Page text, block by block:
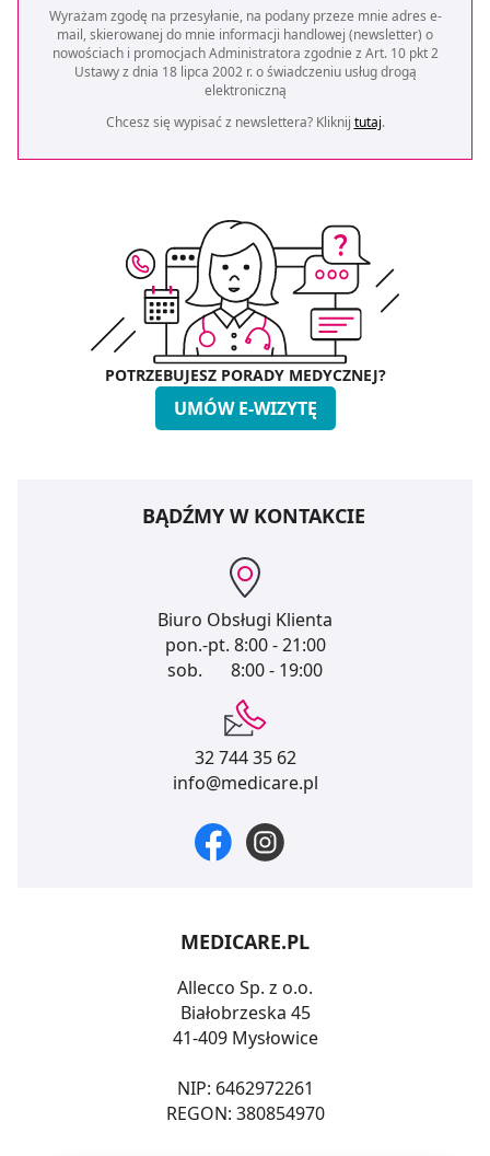
Wyrażam zgodę na przesyłanie, na podany przeze mnie adres e-
mail, skierowanej do mnie informacji handlowej (newsletter) o
nowościach i promocjach Administratora zgodnie z Art. 10 pkt 2
Ustawy z dnia 18 lipca 2002 r. o świadczeniu usług drogą
elektroniczną
Chcesz się wypisać z newslettera? Kliknij tutaj.
POTRZEBUJESZ PORADY MEDYCZNEJ?
UMÓW E-WIZYTĘ
BĄDŹMY W KONTAKCIE
Biuro Obsługi Klienta
pon.-pt. 8:00 - 21:00
sob.
8:00 - 19:00
32 744 35 62
info@medicare.pl
MEDICARE.PL
Allecco Sp. z o.o.
Białobrzeska 45
41-409 Mysłowice
NIP: 6462972261
REGON: 380854970